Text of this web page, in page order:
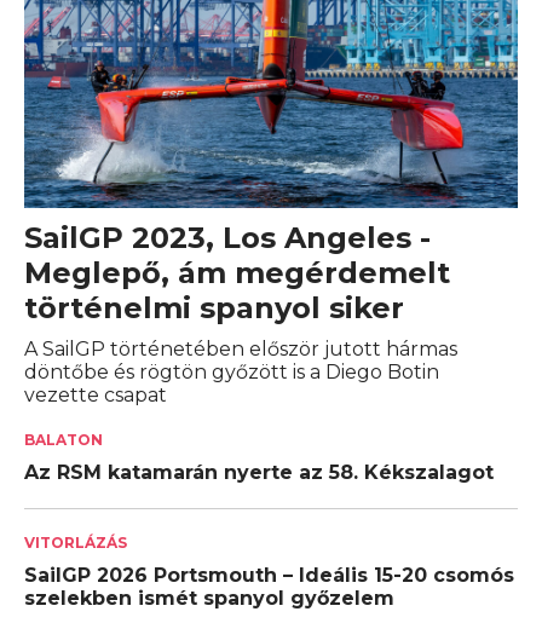
SailGP 2023, Los Angeles -
Meglepő, ám megérdemelt
történelmi spanyol siker
A SailGP történetében először jutott hármas
döntőbe és rögtön győzött is a Diego Botin
vezette csapat
BALATON
Az RSM katamarán nyerte az 58. Kékszalagot
VITORLÁZÁS
SailGP 2026 Portsmouth – Ideális 15-20 csomós
szelekben ismét spanyol győzelem